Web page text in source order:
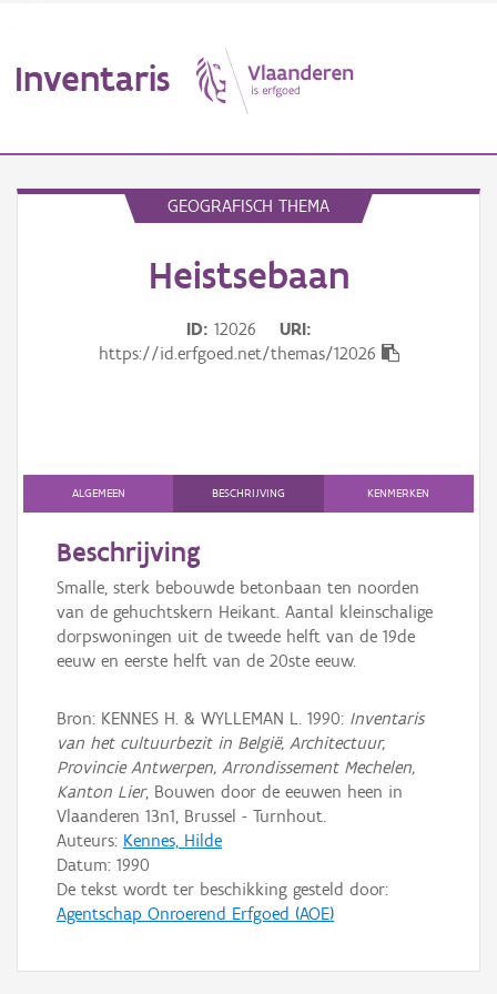
Inventaris
Persoon of collectief
Downloads
Hergebruik
Aanmelden
GEOGRAFISCH THEMA
Heistsebaan
ID 12026
URI
https://id.erfgoed.net/themas/12026
ALGEMEEN BESCHRIJVING KENMERKEN
Beschrijving
Smalle, sterk bebouwde betonbaan ten noorden
van de gehuchtskern Heikant. Aantal kleinschalige
dorpswoningen uit de tweede helft van de 19de
eeuw en eerste helft van de 20ste eeuw.
Bron: KENNES H. & WYLLEMAN L. 1990: Inventaris
van het cultuurbezit in België, Architectuur,
Provincie Antwerpen, Arrondissement Mechelen,
Kanton Lier, Bouwen door de eeuwen heen in
Vlaanderen 13n1, Brussel - Turnhout.
Auteurs: Kennes, Hilde
Datum: 1990
De tekst wordt ter beschikking gesteld door:
Agentschap Onroerend Erfgoed (AOE)